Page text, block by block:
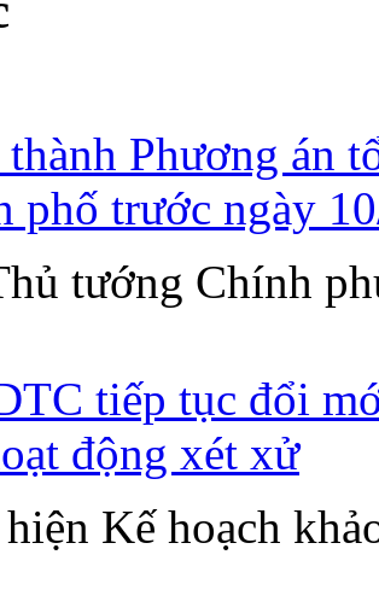
Phương án
phố trước ngày
tướng Chính
tiếp tục đổi
động xét xử
Kế hoạch